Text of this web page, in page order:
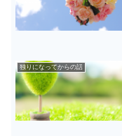
独りになってからの話